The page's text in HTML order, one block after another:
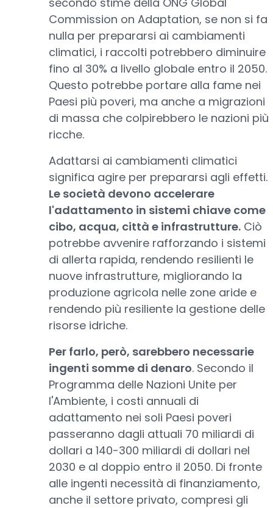
Commission on Adaptation, se non si fa
nulla per prepararsi ai cambiamenti
climatici, i raccolti potrebbero diminuire
fino al 30% a livello globale entro il 2050.
Questo potrebbe portare alla fame nei
Paesi più poveri, ma anche a migrazioni
di massa che colpirebbero le nazioni più
ricche.
Adattarsi ai cambiamenti climatici
significa agire per prepararsi agli effetti.
Le società devono accelerare
l'adattamento in sistemi chiave come
cibo, acqua, città e infrastrutture. Ciò
potrebbe avvenire rafforzando i sistemi
di allerta rapida, rendendo resilienti le
nuove infrastrutture, migliorando la
produzione agricola nelle zone aride e
rendendo più resiliente la gestione delle
risorse idriche.
Per farlo, però, sarebbero necessarie
ingenti somme di denaro. Secondo il
Programma delle Nazioni Unite per
l'Ambiente, i costi annuali di
adattamento nei soli Paesi poveri
passeranno dagli attuali 70 miliardi di
dollari a 140-300 miliardi di dollari nel
2030 e al doppio entro il 2050. Di fronte
alle ingenti necessità di finanziamento,
anche il settore privato, compresi gli